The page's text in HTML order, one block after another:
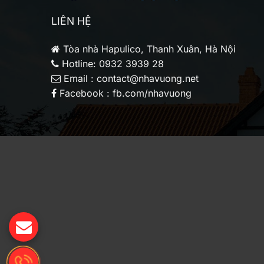
LIÊN HỆ
Tòa nhà Hapulico, Thanh Xuân, Hà Nội
Hotline: 0932 3939 28
Email : contact@nhavuong.net
Facebook : fb.com/nhavuong